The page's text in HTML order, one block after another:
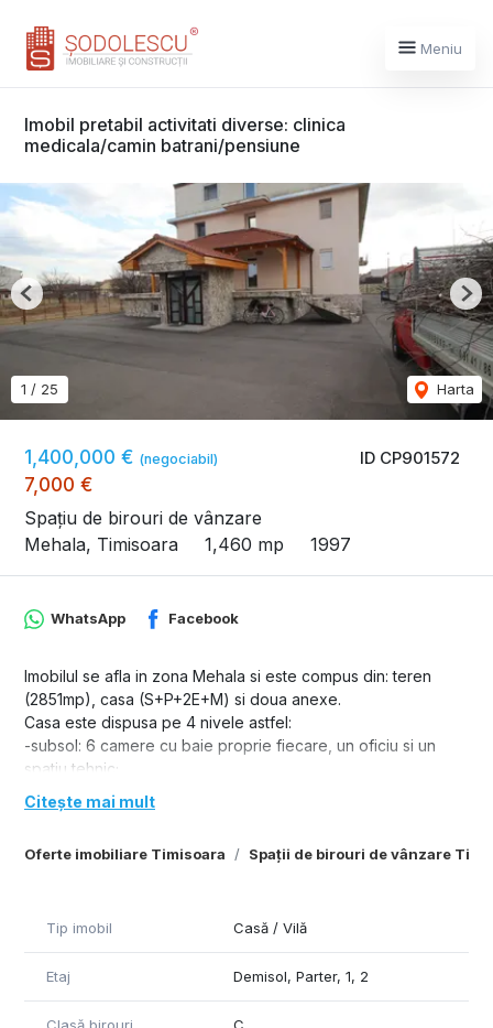
Meniu
Imobil pretabil activitati diverse: clinica
medicala/camin batrani/pensiune
ID CP901572
1,400,000 € (negociabil)
7,000 €
Spațiu de birouri de vânzare
Mehala, Timisoara
1,460 mp 1997
1 / 25 Harta
Previous
Oferte imobiliare Timisoara Spații de birouri de vânzare
WhatsApp Facebook
Imobilul se afla in zona Mehala si este compus din: teren
(2851mp), casa (S+P+2E+M) si doua anexe.
Casa este dispusa pe 4 nivele astfel:
-subsol: 6 camere cu baie proprie fiecare, un oficiu si un
spatiu tehnic;
-parter: 6 camere cu baie proprie fiecare si o bucatarie;
-etajul 1: 7 camere cu baie proprie fiecare si un oficiu;
-mansarda este construita recent și este open space
Cea de-a doua se afla in curtea imobilului, are o suprafata
utila de 240mp si cuprinde: un atelier, doua depozite, o
bucatarie si o parcare deschisa cu 4 locuri.
Curtea este amenajata cu gazon si un iaz cu pesti, iar in
spatele casei sunt pomi fructiferi.
Citește mai mult
Tip imobil Casă / Vilă
Etaj Demisol, Parter, 1, 2
Clasă birouri C